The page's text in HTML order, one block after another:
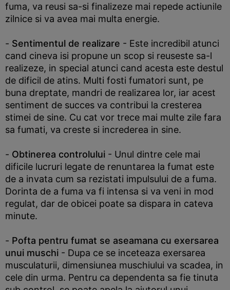
fuma, va reusi sa-si finalizeze mai repede actiunile
zilnice si va avea mai multa energie.
- Sentimentul de realizare - Este incredibil atunci
cand cineva isi propune un scop si reuseste sa-l
realizeze, in special atunci cand acesta este destul
de dificil de atins. Multi fosti fumatori sunt, pe
buna dreptate, mandri de realizarea lor, iar acest
sentiment de succes va contribui la cresterea
stimei de sine. Cu cat vor trece mai multe zile fara
sa fumati, va creste si increderea in sine.
- Obtinerea controlului - Unul dintre cele mai
dificile lucruri legate de renuntarea la fumat este
de a invata cum sa rezistati impulsului de a fuma.
Dorinta de a fuma va fi intensa si va veni in mod
regulat, dar de obicei poate sa dispara in cateva
minute.
- Pofta pentru fumat se aseamana cu exersarea
unui muschi - Dupa ce se inceteaza exersarea
musculaturii, dimensiunea muschiului va scadea, in
cele din urma. Pentru ca dependenta sa fie tinuta